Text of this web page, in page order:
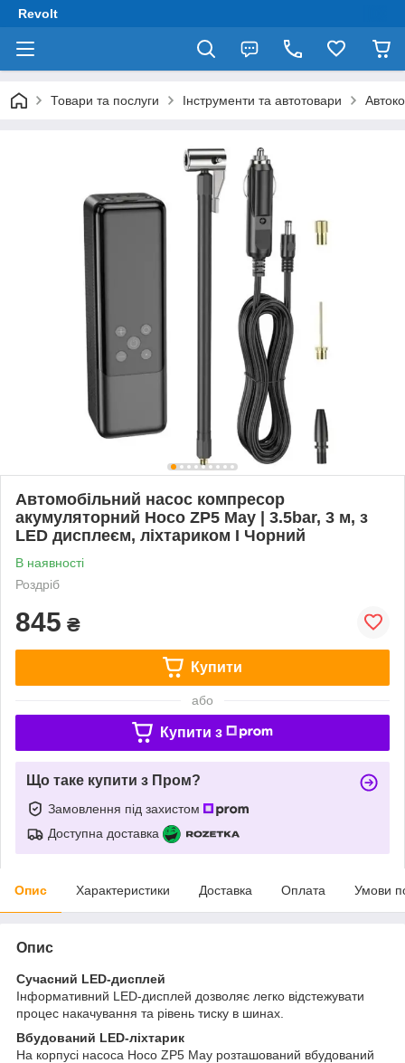
Revolt
Товари та послуги Інструменти та автотовари
Автомобільний насос компресор
акумуляторний Hoco ZP5 May | 3.5bar, 3 м, з
LED дисплеєм, ліхтариком I Чорний
В наявності
Роздріб
845 ₴
Купити
або
Купити з
Що таке купити з Пром?
Замовлення під захистом
Доступна доставка
Опис Характеристики Доставка Оплата Умови
Опис
Сучасний LED-дисплей
Інформативний LED-дисплей дозволяє легко відстежувати
процес накачування та рівень тиску в шинах.
Вбудований LED-ліхтарик
На корпусі насоса Hoco ZP5 May розташований вбудований